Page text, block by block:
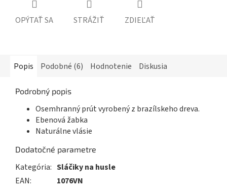
OPÝTAŤ SA STRÁŽIŤ ZDIEĽAŤ
Popis Podobné (6) Hodnotenie Diskusia
Podrobný popis
Osemhranný prút vyrobený z brazílskeho dreva.
Ebenová žabka
Naturálne vlásie
Dodatočné parametre
Kategória: Sláčiky na husle
EAN: 1076VN